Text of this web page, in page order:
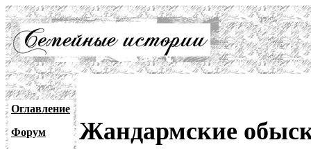
Оглавление
Форум
Жандармские